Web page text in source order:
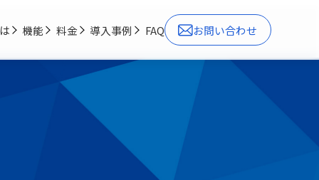
機能 料金 導入事例 FAQ お問い合わせ